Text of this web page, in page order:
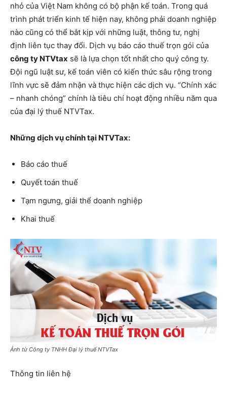
nhỏ của Việt Nam không có bộ phận kế toán. Trong quá
trình phát triển kinh tế hiện nay, không phải doanh nghiệp
nào cũng có thể bắt kịp với những luật, thông tư, nghị
định liên tục thay đổi. Dịch vụ báo cáo thuế trọn gói của
công ty NTVtax sẽ là lựa chọn tốt nhất cho quý công ty.
Đội ngũ luật sư, kế toán viên có kiến thức sâu rộng trong
lĩnh vực sẽ đảm nhận và thực hiện các dịch vụ. “Chính xác
– nhanh chóng” chính là tiêu chí hoạt động nhiều năm qua
của đại lý thuế NTVTax.
Những dịch vụ chính tại NTVTax:
Báo cáo thuế
Quyết toán thuế
Tạm ngưng, giải thể doanh nghiệp
Khai thuế
Ảnh từ Công ty TNHH Đại lý thuế NTVTax
Thông tin liên hệ